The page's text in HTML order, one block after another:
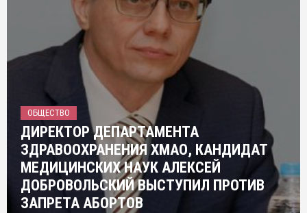
ОБЩЕСТВО
ДИРЕКТОР ДЕПАРТАМЕНТА
ЗДРАВООХРАНЕНИЯ ХМАО, КАНДИДАТ
МЕДИЦИНСКИХ НАУК АЛЕКСЕЙ
ДОБРОВОЛЬСКИЙ ВЫСТУПИЛ ПРОТИВ
ЗАПРЕТА АБОРТОВ